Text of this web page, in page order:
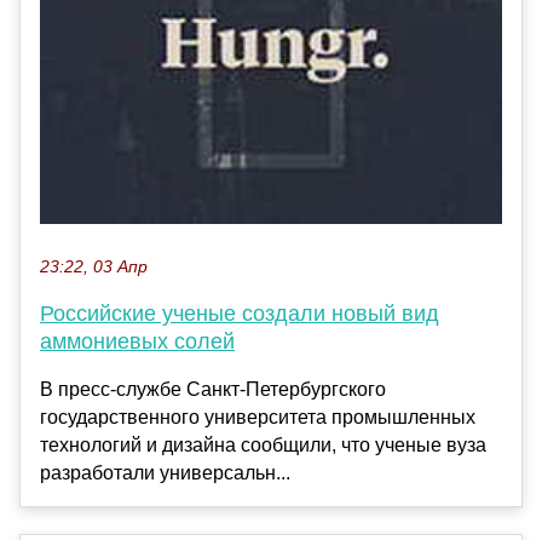
23:22, 03 Апр
Российские ученые создали новый вид
аммониевых солей
В пресс-службе Санкт-Петербургского
государственного университета промышленных
технологий и дизайна сообщили, что ученые вуза
разработали универсальн...